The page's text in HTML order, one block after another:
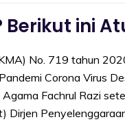
Berikut ini
No. 719 tahun
Corona Virus
Fachrul Razi
Dirjen